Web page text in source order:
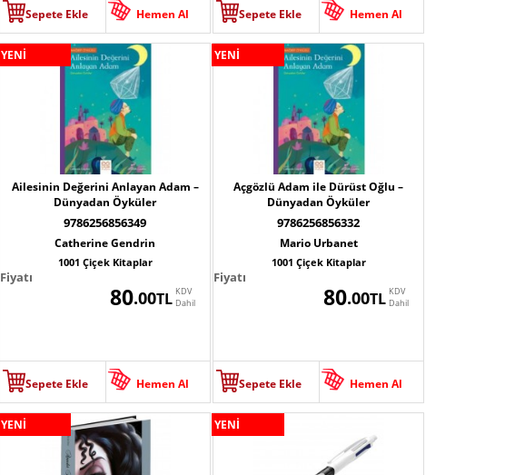
Hemen Al
Sepete Ekle Hemen Al
Sepete Ekle
YENİ
Ailesinin Değerini Anlayan Adam –
Dünyadan Öyküler
9786256856349
Catherine Gendrin
1001 Çiçek Kitaplar
Fiyatı
KDV
Dahil
TL
.00
80
Hemen Al
Sepete Ekle
YENİ
Açgözlü Adam ile Dürüst Oğlu –
Dünyadan Öyküler
9786256856332
Mario Urbanet
1001 Çiçek Kitaplar
Fiyatı
KDV
Dahil
TL
.00
80
Hemen Al
Sepete Ekle
YENİ YENİ